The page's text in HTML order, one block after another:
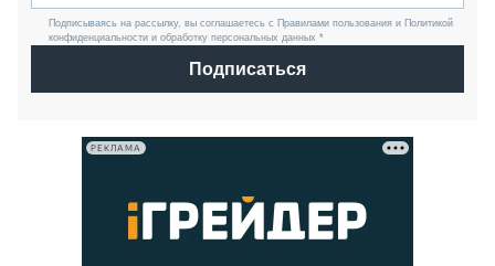
Подписываясь на рассылку, вы соглашаетесь с Правилами пользования и Политикой
конфиденциальности и обработку персональных данных *
Подписаться
РЕКЛАМА